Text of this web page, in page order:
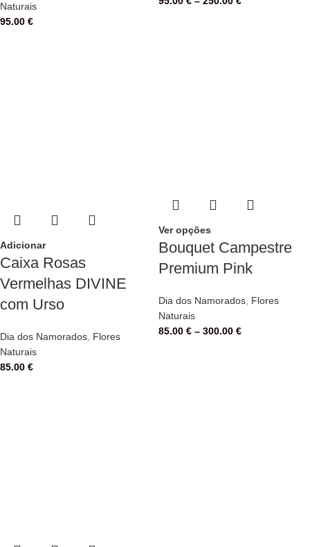
Naturais
95.00 €
Adicionar
Caixa Rosas
Vermelhas DIVINE
com Urso
Dia dos Namorados Flores
Naturais
85.00 €
Ver opções
Bouquet Campestre
Premium Pink
Dia dos Namorados, Flores
Naturais
85.00 € – 300.00 €